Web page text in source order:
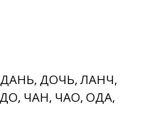
ДОЧЬ, ЛАНЧ,
ЧАН, ЧАО, ОДА,